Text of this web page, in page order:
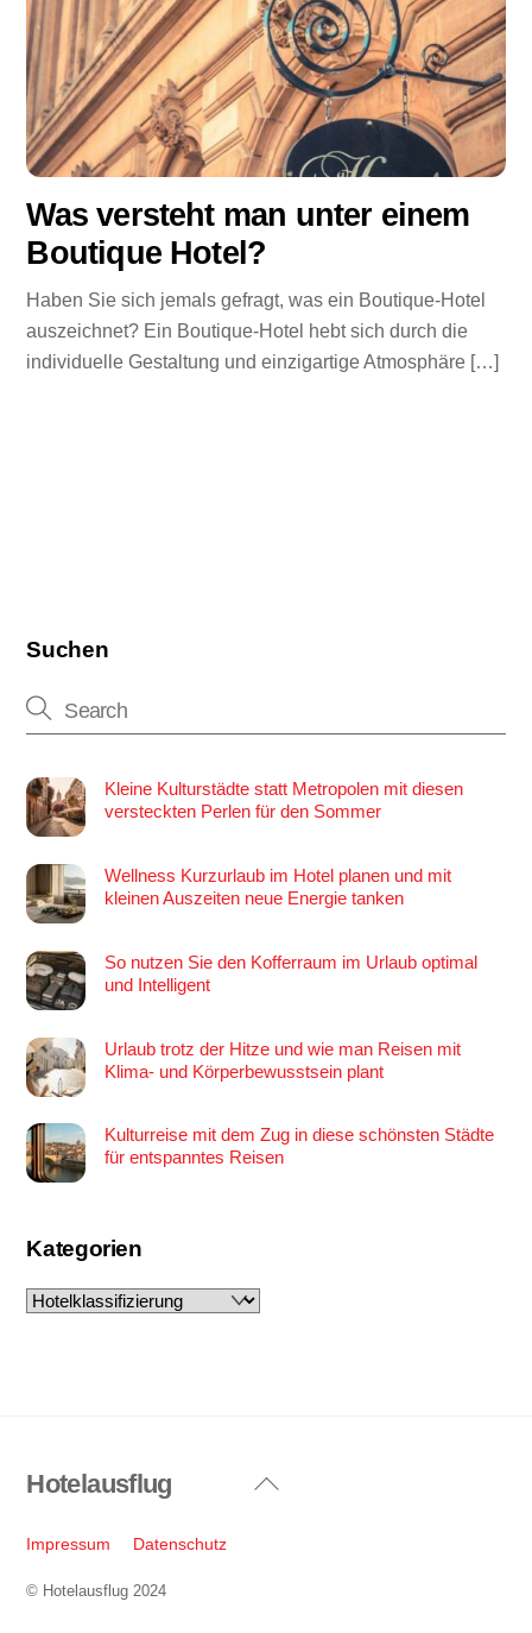
Was versteht man unter einem
Boutique Hotel?
Haben Sie sich jemals gefragt, was ein Boutique-Hotel
auszeichnet? Ein Boutique-Hotel hebt sich durch die
individuelle Gestaltung und einzigartige Atmosphäre […]
Suchen
Kleine Kulturstädte statt Metropolen mit diesen
versteckten Perlen für den Sommer
Wellness Kurzurlaub im Hotel planen und mit
kleinen Auszeiten neue Energie tanken
So nutzen Sie den Kofferraum im Urlaub optimal
und Intelligent
Urlaub trotz der Hitze und wie man Reisen mit
Klima- und Körperbewusstsein plant
Kulturreise mit dem Zug in diese schönsten Städte
für entspanntes Reisen
Kategorien
Kategorien
Back
Hotelausflug
Impressum Datenschutz
© Hotelausflug 2024